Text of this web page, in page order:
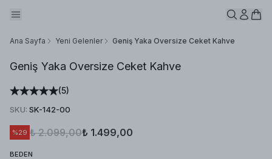
Ana Sayfa Yeni Gelenler Geniş Yaka Oversize Ceket Kahve
Geniş Yaka Oversize Ceket Kahve
(5)
SKU: SK-142-00
%29 ₺ 2.099,00₺ 1.499,00
BEDEN